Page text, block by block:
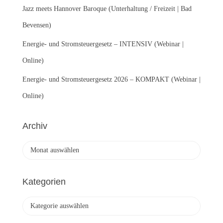
Jazz meets Hannover Baroque (Unterhaltung / Freizeit | Bad
Bevensen)
Energie- und Stromsteuergesetz – INTENSIV (Webinar |
Online)
Energie- und Stromsteuergesetz 2026 – KOMPAKT (Webinar |
Online)
Archiv
h
Kategorien